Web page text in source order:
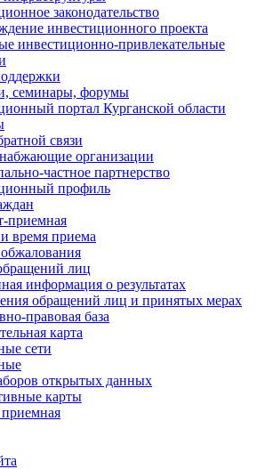
законодательство
инвестиционного проекта
инвестиционно-привлекательные
семинары, форумы
портал Курганской области
связи
организации
частное партнерство
профиль
приемная
время приема
лиц
информация о результатах
обращений лиц и принятых мерах
правовая база
карта
сети
открытых данных
карты